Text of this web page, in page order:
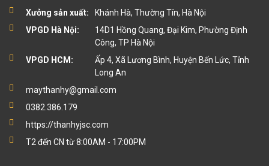
Xưởng sản xuất:
Khánh Hà, Thường Tín, Hà Nội
VPGD Hà Nội:
14D1 Hồng Quang, Đại Kim, Phường Định
Công, TP Hà Nội
VPGD HCM:
Ấp 4, Xã Lương Bình, Huyện Bến Lức, Tỉnh
Long An
maythanhy@gmail.com
0382.386.179
https://thanhyjsc.com
T2 đến CN từ 8:00AM - 17:00PM